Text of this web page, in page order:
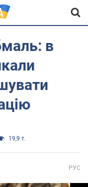
в
19,9 т.
РУС